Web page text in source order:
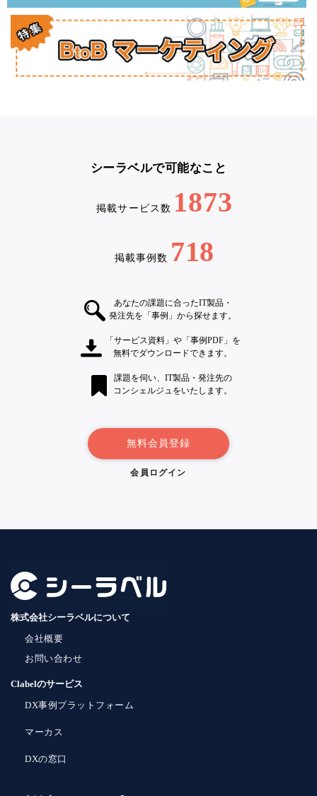
シーラベルで可能なこと
掲載サービス数 1873
掲載事例数 718
あなたの課題に合ったIT製品・
発注先を「事例」から探せます。
「サービス資料」や「事例PDF」を
無料でダウンロードできます。
課題を伺い、IT製品・発注先の
コンシェルジュをいたします。
無料会員登録
会員ログイン
株式会社シーラベルについて
会社概要
お問い合わせ
Clabelのサービス
DX事例プラットフォーム
マーカス
DXの窓口